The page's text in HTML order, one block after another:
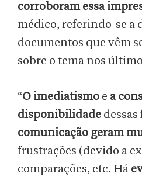
corroboram essa
médico, referindo-se a
documentos que vêm
sobre o tema nos
“O imediatismo e a
disponibilidade dessas
comunicação geram
frustrações (devido a
comparações, etc. Há